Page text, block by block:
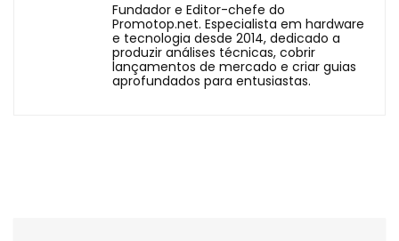
Fundador e Editor-chefe do
Promotop.net. Especialista em hardware
e tecnologia desde 2014, dedicado a
produzir análises técnicas, cobrir
lançamentos de mercado e criar guias
aprofundados para entusiastas.